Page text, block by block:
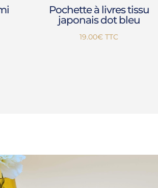
Pochette à livres tissu
japonais dot bleu
19.00€ TTC